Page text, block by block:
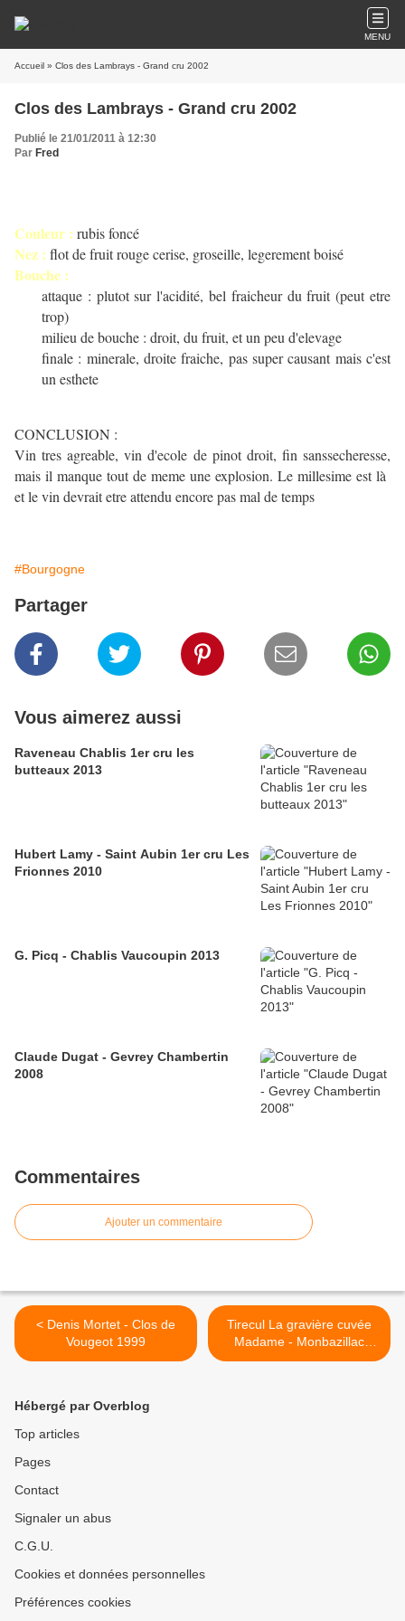
MENU
Accueil » Clos des Lambrays - Grand cru 2002
Clos des Lambrays - Grand cru 2002
Publié le 21/01/2011 à 12:30
Par Fred
Couleur : rubis foncé
Nez : flot de fruit rouge cerise, groseille, legerement boisé
Bouche :
attaque : plutot sur l'acidité, bel fraicheur du fruit (peut etre
trop)
milieu de bouche : droit, du fruit, et un peu d'elevage
finale : minerale, droite fraiche, pas super causant mais c'est
un esthete
CONCLUSION :
Vin tres agreable, vin d'ecole de pinot droit, fin sanssecheresse,
mais il manque tout de meme une explosion. Le millesime est là
et le vin devrait etre attendu encore pas mal de temps
#Bourgogne
Partager
Vous aimerez aussi
Raveneau Chablis 1er cru les
butteaux 2013
Hubert Lamy - Saint Aubin 1er cru Les
Frionnes 2010
G. Picq - Chablis Vaucoupin 2013
Claude Dugat - Gevrey Chambertin
2008
Commentaires
Ajouter un commentaire
< Denis Mortet - Clos de
Vougeot 1999
Tirecul La gravière cuvée
Madame - Monbazillac
1997 >
Hébergé par Overblog
Top articles
Pages
Contact
Signaler un abus
C.G.U.
Cookies et données personnelles
Préférences cookies